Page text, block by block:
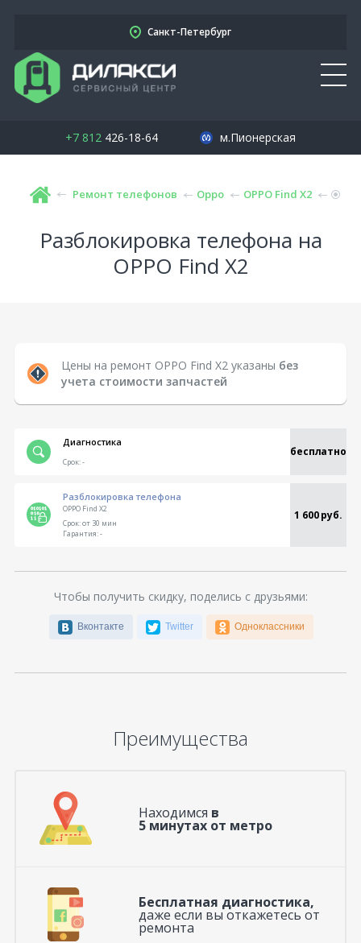
Санкт-Петербург
+7 812426-18-64 м.Пионерская
Ремонт телефонов Oppo OPPO Find X2
Разблокировка телефона на
OPPO Find X2
Цены на ремонт OPPO Find X2 указаны без
учета стоимости запчастей
Диагностика
бесплатно
Срок:-
Разблокировка телефона
OPPO Find X2 1 600 руб.
Срок:от 30 мин
Гарантия:-
Чтобы получить скидку, поделись с друзьями:
Вконтакте Twitter Одноклассники
Преимущества
Находимся в
5 минутах от метро
Бесплатная диагностика,
даже если вы откажетесь от
ремонта